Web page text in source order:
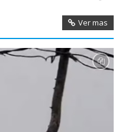
Ver mas